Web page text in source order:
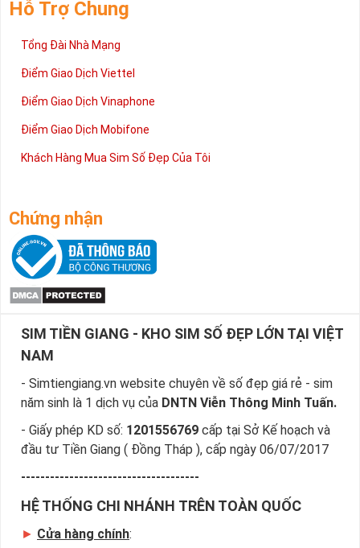
Chính Sách Đổi Trả
Hỗ Trợ Chung
Tổng Đài Nhà Mạng
Điểm Giao Dịch Viettel
Điểm Giao Dịch Vinaphone
Khách Hàng Mua Sim Số Đẹp Của Tôi
Chứng nhận
SIM TIỀN GIANG - KHO SIM SỐ ĐẸP LỚN TẠI VIỆT
- Simtiengiang.vn website chuyên về số đẹp giá rẻ - sim
- Giấy phép KD số:
cấp tại Sở Kế hoạch và
đầu tư Tiền Giang ( Đồng Tháp ), cấp ngày 06/07/2017
-------------------------------------